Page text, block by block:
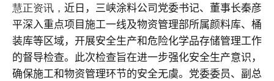
慧正资讯， 近日，三峡涂料公司党委书记、董事长秦彦
平深入重点项目施工一线及物资管理部所属颜料库、桶
装库等区域，开展安全生产和危险化学品存储管理工作
的督导检查。此次检查旨在进一步强化安全生产意识，
确保施工和物资管理环节的安全无虞。 党委委员、副总